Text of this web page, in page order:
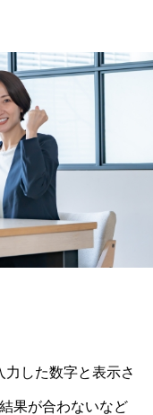
した数字と表示さ
果が合わないなど